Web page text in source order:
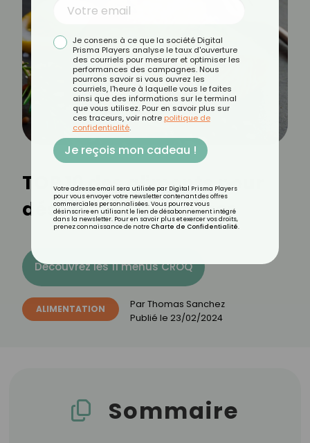
TOP 10 des aliments pour
déstocker les graisses
Découvrez les 11 menus CROQ
ALIMENTATION ParThomas Sanchez
Publié le 23/02/2024
Sommaire
Je consens à ce que la société Digital
Prisma Players analyse le taux d'ouverture
des courriels pour mesurer et optimiser les
performances des campagnes. Nous
pourrons savoir si vous ouvrez les
courriels, l'heure à laquelle vous le faites
ainsi que des informations sur le terminal
que vous utilisez. Pour en savoir plus sur
ces traceurs, voir notre politique de
confidentialité.
Je reçois mon cadeau !
Votre adresse email sera utilisée par Digital Prisma Players
pour vous envoyer votre newsletter contenant des offres
commerciales personnalisées. Vous pourrez vous
désinscrire en utilisant le lien de désabonnement intégré
dans la newsletter. Pour en savoir plus et exercer vos droits,
prenez connaissance de notre Charte de Confidentialité.